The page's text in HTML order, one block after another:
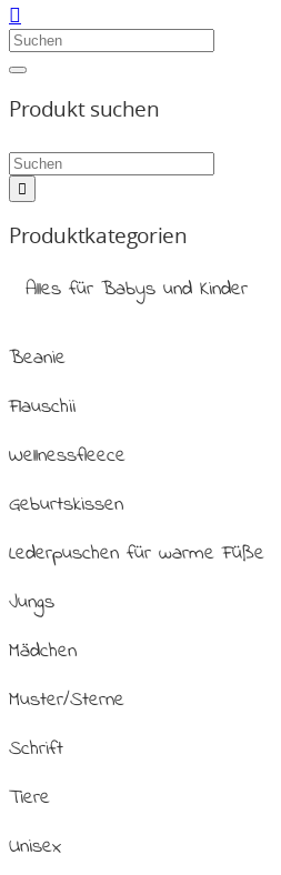
Produkt suchen
Produktkategorien
Alles für Babys und Kinder
Beanie
Flauschii
Wellnessfleece
Geburtskissen
Lederpuschen für warme Füße
Jungs
Mädchen
Muster/Sterne
Schrift
Tiere
Unisex